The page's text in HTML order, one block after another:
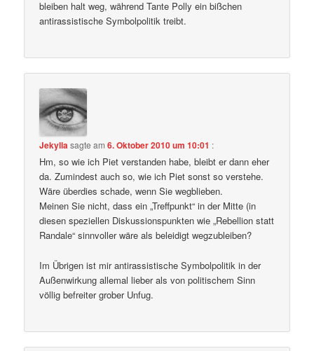
bleiben halt weg, während Tante Polly ein bißchen
antirassistische Symbolpolitik treibt.
Jekyllasagte am6. Oktober 2010 um 10:01 :
Hm, so wie ich Piet verstanden habe, bleibt er dann eher
da. Zumindest auch so, wie ich Piet sonst so verstehe.
Wäre überdies schade, wenn Sie wegblieben.
Meinen Sie nicht, dass ein „Treffpunkt“ in der Mitte (in
diesen speziellen Diskussionspunkten wie „Rebellion statt
Randale“ sinnvoller wäre als beleidigt wegzubleiben?
Im Übrigen ist mir antirassistische Symbolpolitik in der
Außenwirkung allemal lieber als von politischem Sinn
völlig befreiter grober Unfug.